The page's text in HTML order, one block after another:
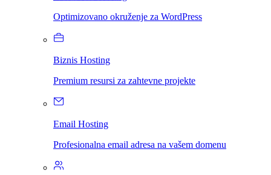
Optimizovano okruženje za WordPress
Biznis Hosting
Premium resursi za zahtevne projekte
Email Hosting
Profesionalna email adresa na vašem domenu